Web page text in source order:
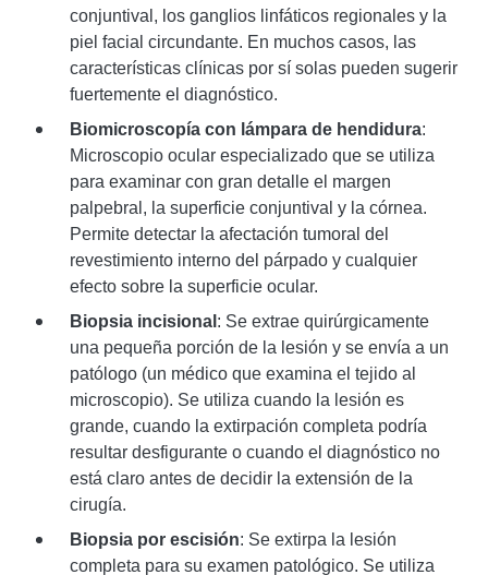
conjuntival, los ganglios linfáticos regionales y la
piel facial circundante. En muchos casos, las
características clínicas por sí solas pueden sugerir
fuertemente el diagnóstico.
Biomicroscopía con lámpara de hendidura:
Microscopio ocular especializado que se utiliza
para examinar con gran detalle el margen
palpebral, la superficie conjuntival y la córnea.
Permite detectar la afectación tumoral del
revestimiento interno del párpado y cualquier
efecto sobre la superficie ocular.
Biopsia incisional : Se extrae quirúrgicamente
una pequeña porción de la lesión y se envía a un
patólogo (un médico que examina el tejido al
microscopio). Se utiliza cuando la lesión es
grande, cuando la extirpación completa podría
resultar desfigurante o cuando el diagnóstico no
está claro antes de decidir la extensión de la
cirugía.
Biopsia por escisión: Se extirpa la lesión
completa para su examen patológico. Se utiliza